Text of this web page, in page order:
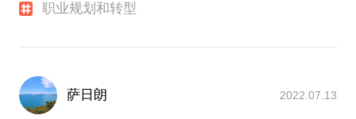
职业规划和转型
萨日朗 2022.07.13